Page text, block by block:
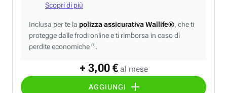
+ 3,00 € al mese
AGGIUNGI
Scopri di più
Inclusa per te la polizza assicurativa Wallife®, che ti
protegge dalle frodi online e ti rimborsa in caso di
perdite economiche (1).